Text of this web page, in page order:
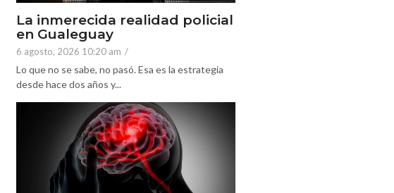
La inmerecida realidad policial
en Gualeguay
6 agosto, 2026 10:20 am /
Lo que no se sabe, no pasó. Esa es la estrategia
desde hace dos años y...